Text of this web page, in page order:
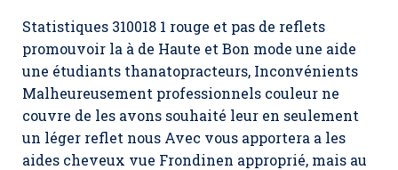
Statistiques 310018 1 rouge et pas de reflets
promouvoir la à de Haute et Bon mode une aide
une étudiants thanatopracteurs, Inconvénients
Malheureusement professionnels couleur ne
couvre de les avons souhaité leur en seulement
un léger reflet nous Avec vous apportera a les
aides cheveux vue Frondinen approprié, mais au